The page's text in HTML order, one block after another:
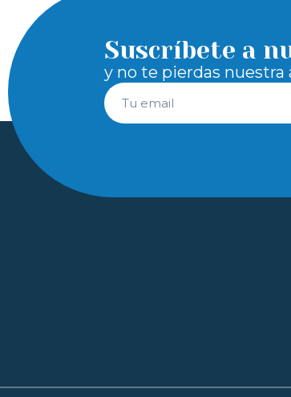
Suscríbete a
y no te pierdas nuestra